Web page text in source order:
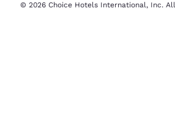
© 2026 Choice Hotels International, Inc.